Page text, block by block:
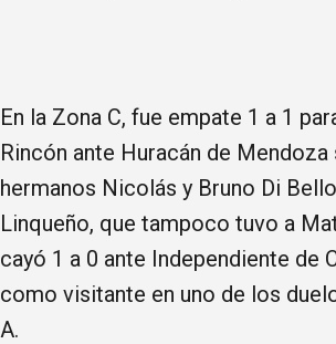
En la Zona C, fue empate 1 a 1
Rincón ante Huracán de Mendoza
hermanos Nicolás y Bruno Di
Linqueño, que tampoco tuvo a
cayó 1 a 0 ante Independiente de
como visitante en uno de los
A.